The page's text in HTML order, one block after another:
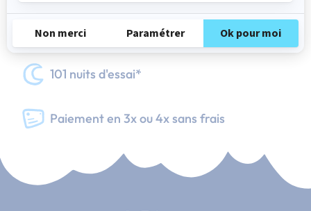
Fabrication Française
101 nuits d'essai*
Paiement en 3x ou 4x sans frais